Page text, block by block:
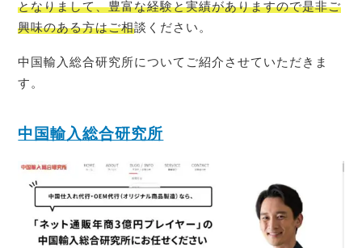
となりまして、豊富な経験と実績がありますので是非ご
興味のある方はご相談ください。
中国輸入総合研究所についてご紹介させていただきま
す。
中国輸入総合研究所